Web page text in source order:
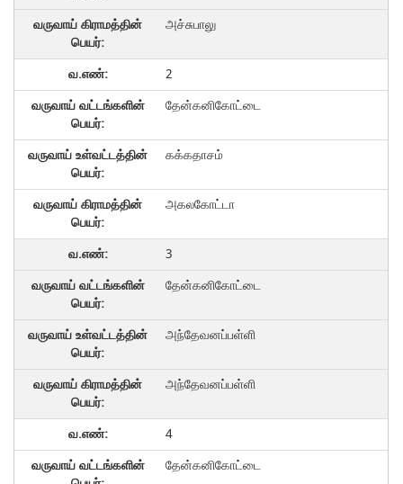
அச்சுபாலு
2
தேன்கனிகோட்டை
கக்கதாசம்
அகலகோட்டா
3
தேன்கனிகோட்டை
அந்தேவனப்பள்ளி
அந்தேவனப்பள்ளி
4
தேன்கனிகோட்டை